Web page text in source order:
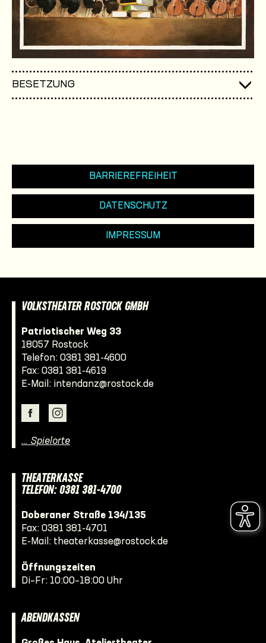
BESETZUNG
BARRIEREFREIHEIT
DATENSCHUTZ
IMPRESSUM
VOLKSTHEATER ROSTOCK GMBH
Patriotischer Weg 33
18057 Rostock
Telefon: 0381 381-4600
Fax: 0381 381-4619
E-Mail: intendanz@rostock.de
… Spielorte
THEATERKASSE
TELEFON: 0381 381-4700
Doberaner Straße 134/135
Fax: 0381 381-4701
E-Mail: theaterkasse@rostock.de
Öffnungszeiten
Di–Fr: 10:00–18:00 Uhr
ABENDKASSEN